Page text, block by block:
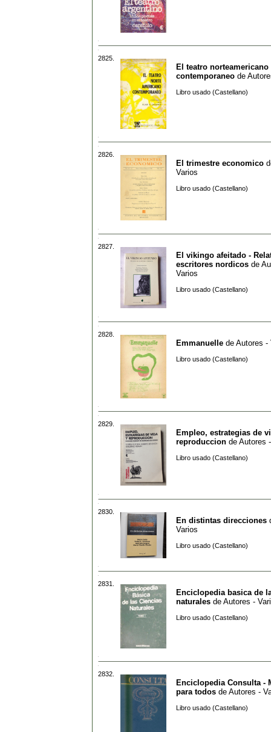
2825.
El teatro norteamericano
contemporaneo de
Libro usado (Castellano)
2826.
El trimestre economico
Varios
Libro usado (Castellano)
2827.
El vikingo afeitado -
escritores nordicos de
Varios
Libro usado (Castellano)
2828.
Emmanuelle de Autores -
Libro usado (Castellano)
2829.
Empleo, estrategias de
reproduccion de Autores
Libro usado (Castellano)
2830.
En distintas direcciones
Varios
Libro usado (Castellano)
2831.
Enciclopedia basica de
naturales de Autores -
Libro usado (Castellano)
2832.
Enciclopedia Consulta -
para todos de Autores -
Libro usado (Castellano)